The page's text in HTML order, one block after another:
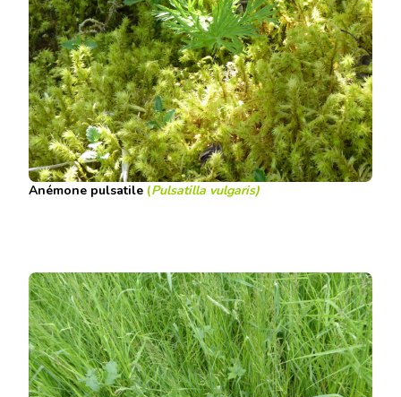
Anémone pulsatile (Pulsatilla vulgaris)